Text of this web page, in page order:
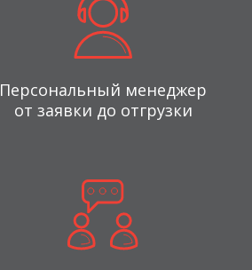
Персональный менеджер
от заявки до отгрузки